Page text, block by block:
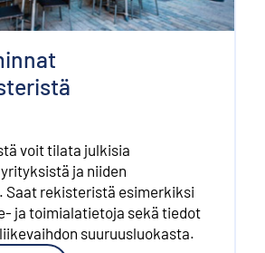
voit tilata julkisia
ja niiden
Saat rekisteristä esimerkiksi
ja toimialatietoja sekä tiedot
suuruusluokasta.